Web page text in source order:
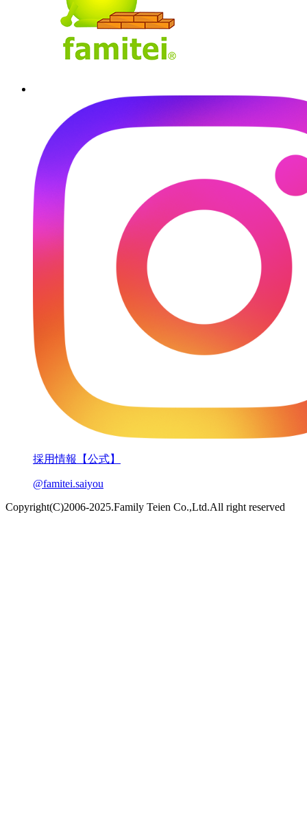
採用情報【公式】
@famitei.saiyou
Copyright(C)2006-2025.Family Teien Co.,Ltd.All right reserved